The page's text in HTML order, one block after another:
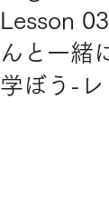
Lesson
んと一緒
学ぼう-